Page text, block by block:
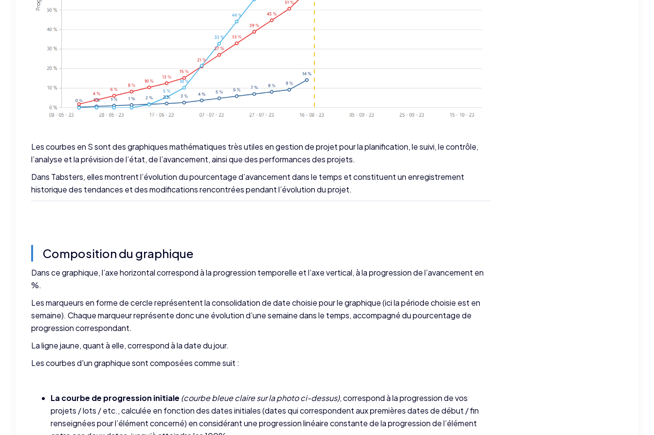
Les courbes en S sont des graphiques mathématiques très utiles en gestion de projet pour la planification, le suivi, le contrôle,
l’analyse et la prévision de l’état, de l’avancement, ainsi que des performances des projets.
Dans Tabsters, elles montrent l’évolution du pourcentage d’avancement dans le temps et constituent un enregistrement
historique des tendances et des modifications rencontrées pendant l’évolution du projet.
Composition du graphique
Dans ce graphique, l’axe horizontal correspond à la progression temporelle et l’axe vertical, à la progression de l’avancement en
%.
Les marqueurs en forme de cercle représentent la consolidation de date choisie pour le graphique (ici la période choisie est en
semaine). Chaque marqueur représente donc une évolution d’une semaine dans le temps, accompagné du pourcentage de
progression correspondant.
La ligne jaune, quant à elle, correspond à la date du jour.
Les courbes d'un graphique sont composées comme suit :
La courbe de progression initiale (courbe bleue claire sur la photo ci-dessus), correspond à la progression de vos
projets / lots / etc., calculée en fonction des dates initiales (dates qui correspondent aux premières dates de début / fin
renseignées pour l’élément concerné) en considérant une progression linéaire constante de la progression de l’élément